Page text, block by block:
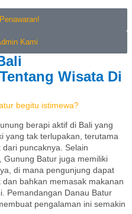
Kami
Wisata Di
begitu istimewa?
berapi aktif di Bali yang
yang tak terlupakan, terutama
puncaknya. Selain
Gunung Batur juga memiliki
di mana pengunjung dapat
bahkan memasak makanan
Pemandangan Danau Batur
pengalaman ini semakin